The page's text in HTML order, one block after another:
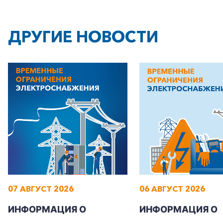
+7-800-700-24-57
Заказать обратный звонок
Частным клиентам
Корпоративным клиентам
ДРУГИЕ НОВОСТИ
07 АВГУСТ 2026
ИНФОРМАЦИЯ О
06 АВГУСТ 2026
ИНФОРМАЦИЯ О